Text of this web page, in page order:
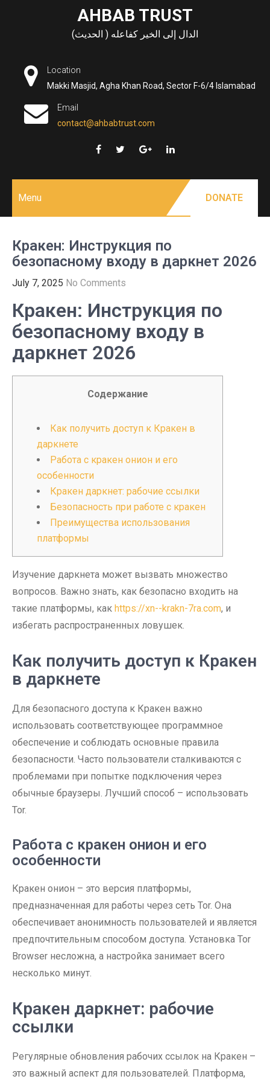
AHBAB TRUST
الدال إلى الخير كفاعله ( الحديث)
Location
Makki Masjid, Agha Khan Road, Sector F-6/4 Islamabad
Email
contact@ahbabtrust.com
Menu DONATE
Кракен: Инструкция по
безопасному входу в даркнет 2026
July 7, 2025 No Comments
Кракен: Инструкция по
безопасному входу в
даркнет 2026
Содержание
Как получить доступ к Кракен в
даркнете
Работа с кракен онион и его
особенности
Кракен даркнет: рабочие ссылки
Безопасность при работе с кракен
Преимущества использования
платформы
Изучение даркнета может вызвать множество
вопросов. Важно знать, как безопасно входить на
такие платформы, как https://xn--krakn-7ra.com, и
избегать распространенных ловушек.
Как получить доступ к Кракен
в даркнете
Для безопасного доступа к Кракен важно
использовать соответствующее программное
обеспечение и соблюдать основные правила
безопасности. Часто пользователи сталкиваются с
проблемами при попытке подключения через
обычные браузеры. Лучший способ – использовать
Tor.
Работа с кракен онион и его
особенности
Кракен онион – это версия платформы,
предназначенная для работы через сеть Tor. Она
обеспечивает анонимность пользователей и является
предпочтительным способом доступа. Установка Tor
Browser несложна, а настройка занимает всего
несколько минут.
Кракен даркнет: рабочие
ссылки
Регулярные обновления рабочих ссылок на Кракен –
это важный аспект для пользователей. Платформа,